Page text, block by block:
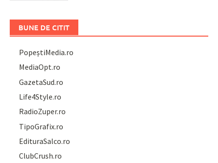
BUNE DE CITIT
PopeștiMedia.ro
MediaOpt.ro
GazetaSud.ro
Life4Style.ro
RadioZuper.ro
TipoGrafix.ro
EdituraSalco.ro
ClubCrush.ro